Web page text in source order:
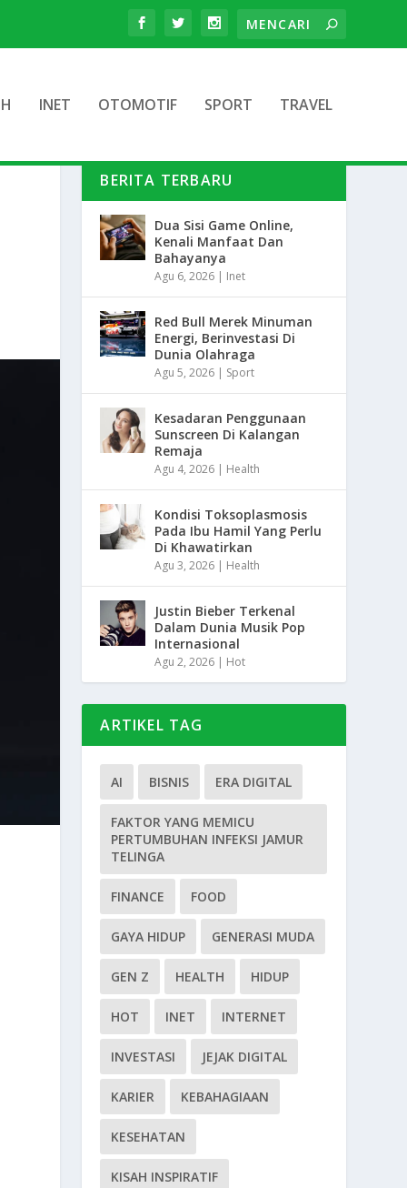
INET OTOMOTIF SPORT TRAVEL
BERITA TERBARU
Dua Sisi Game Online,
Kenali Manfaat Dan
Bahayanya
Agu 6, 2026 | Inet
Red Bull Merek Minuman
Energi, Berinvestasi Di
Dunia Olahraga
Agu 5, 2026 | Sport
Kesadaran Penggunaan
Sunscreen Di Kalangan
Remaja
Agu 4, 2026 | Health
Kondisi Toksoplasmosis
Pada Ibu Hamil Yang Perlu
Di Khawatirkan
Agu 3, 2026 | Health
Justin Bieber Terkenal
Dalam Dunia Musik Pop
Internasional
Agu 2, 2026 | Hot
ARTIKEL TAG
AI BISNIS ERA DIGITAL
FAKTOR YANG MEMICU
PERTUMBUHAN INFEKSI JAMUR
TELINGA
FINANCE FOOD
GAYA HIDUP GENERASI MUDA
GEN Z HEALTH HIDUP
HOT INET INTERNET
INVESTASI JEJAK DIGITAL
KARIER KEBAHAGIAAN
KESEHATAN
KISAH INSPIRATIF